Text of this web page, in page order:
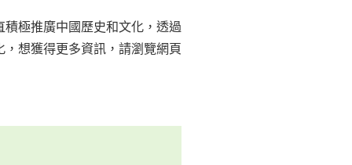
極推廣中國歷史和文化，透過
想獲得更多資訊，請瀏覽網頁